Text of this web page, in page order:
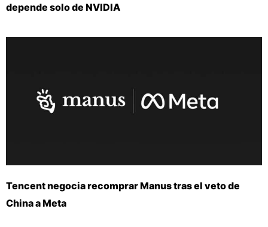
depende solo de NVIDIA
Tencent negocia recomprar Manus tras el veto de
China a Meta